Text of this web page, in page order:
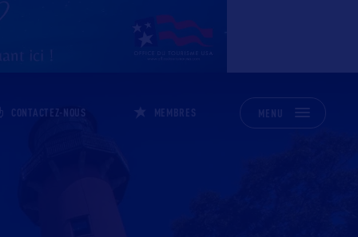
CONTACTEZ-NOUS MEMBRES MENU